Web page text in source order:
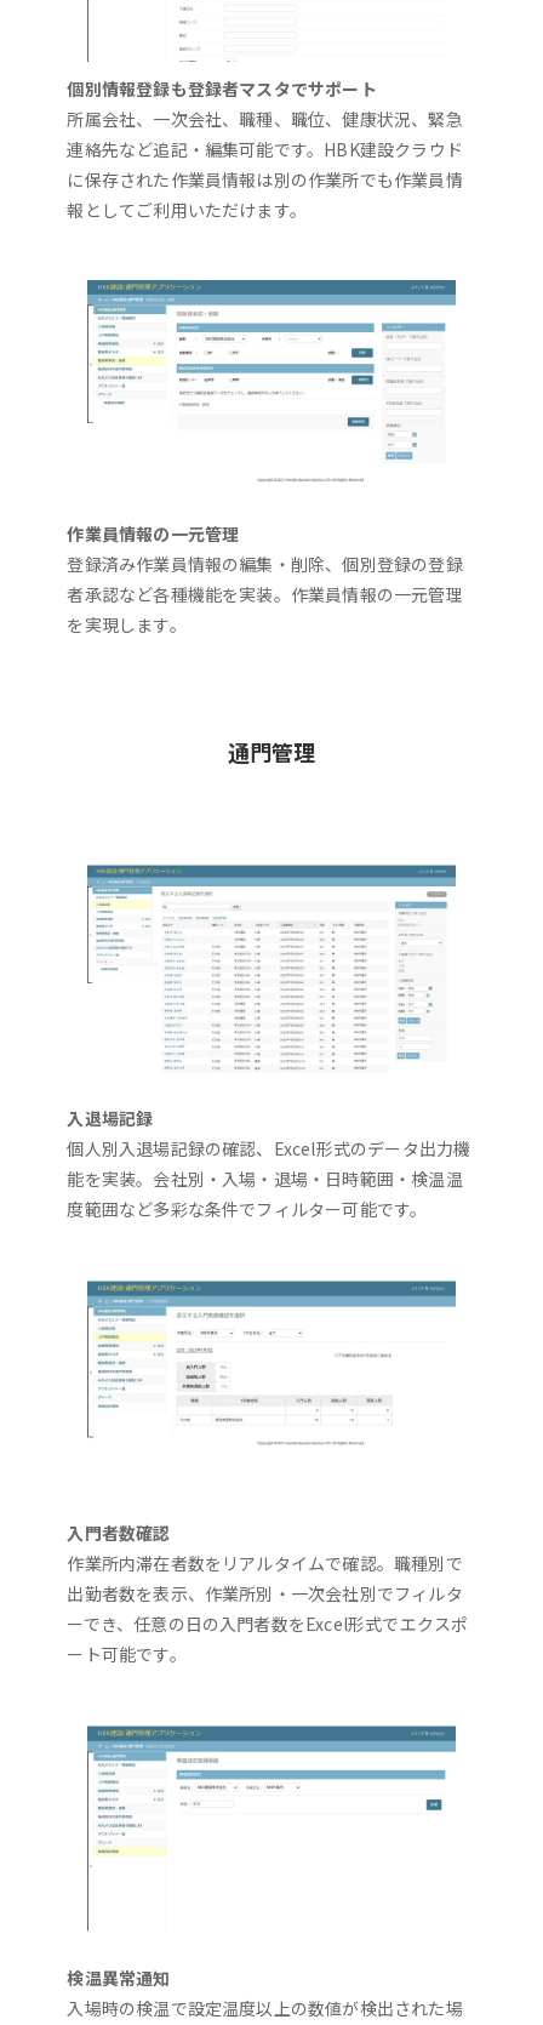
個別情報登録も登録者マスタでサポート
所属会社、一次会社、職種、職位、健康状況、緊急
連絡先など追記・編集可能です。HBK建設クラウド
に保存された作業員情報は別の作業所でも作業員情
報としてご利用いただけます。
作業員情報の一元管理
登録済み作業員情報の編集・削除、個別登録の登録
者承認など各種機能を実装。作業員情報の一元管理
を実現します。
通門管理
入退場記録
個人別入退場記録の確認、Excel形式のデータ出力機
能を実装。会社別・入場・退場・日時範囲・検温温
度範囲など多彩な条件でフィルター可能です。
入門者数確認
作業所内滞在者数をリアルタイムで確認。職種別で
出勤者数を表示、作業所別・一次会社別でフィルタ
ーでき、任意の日の入門者数をExcel形式でエクスポ
ート可能です。
検温異常通知
入場時の検温で設定温度以上の数値が検出された場